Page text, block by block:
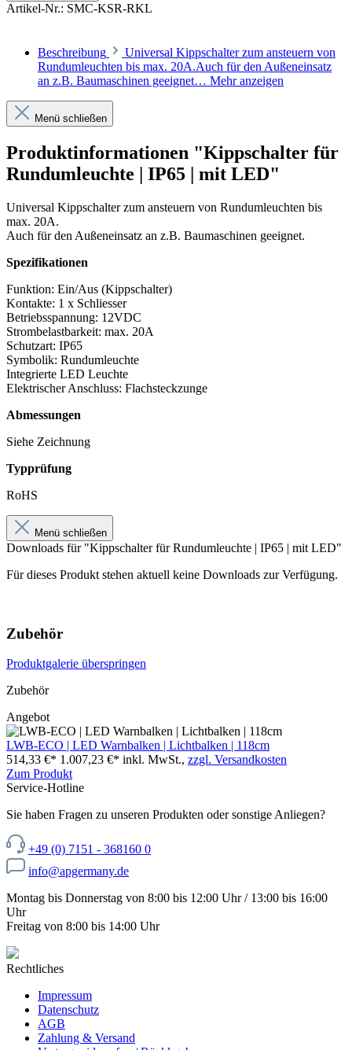
Artikel-Nr.: SMC-KSR-RKL
Beschreibung
Universal Kippschalter zum ansteuern von
Rundumleuchten bis max. 20A.Auch für den Außeneinsatz
an z.B. Baumaschinen geeignet… Mehr anzeigen
Menü schließen
Produktinformationen "Kippschalter für
Rundumleuchte | IP65 | mit LED"
Universal Kippschalter zum ansteuern von Rundumleuchten bis
max. 20A.
Auch für den Außeneinsatz an z.B. Baumaschinen geeignet.
Spezifikationen
Funktion: Ein/Aus (Kippschalter)
Kontakte: 1 x Schliesser
Betriebsspannung: 12VDC
Strombelastbarkeit: max. 20A
Schutzart: IP65
Symbolik: Rundumleuchte
Integrierte LED Leuchte
Elektrischer Anschluss: Flachsteckzunge
Abmessungen
Siehe Zeichnung
Typprüfung
RoHS
Menü schließen
Downloads für "Kippschalter für Rundumleuchte | IP65 | mit LED"
Für dieses Produkt stehen aktuell keine Downloads zur Verfügung.
Zubehör
Produktgalerie überspringen
Zubehör
Angebot
LWB-ECO | LED Warnbalken | Lichtbalken | 118cm
514,33 €* 1.007,23 €* inkl. MwSt., zzgl. Versandkosten
Zum Produkt
Service-Hotline
Sie haben Fragen zu unseren Produkten oder sonstige Anliegen?
+49 (0) 7151 - 368160 0
info@apgermany.de
Montag bis Donnerstag von 8:00 bis 12:00 Uhr / 13:00 bis 16:00
Uhr
Freitag von 8:00 bis 14:00 Uhr
Rechtliches
Impressum
Datenschutz
AGB
Zahlung & Versand